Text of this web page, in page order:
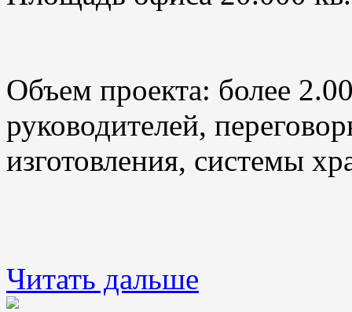
Объем проекта: более
руководителей,
изготовления, системы
Читать дальше